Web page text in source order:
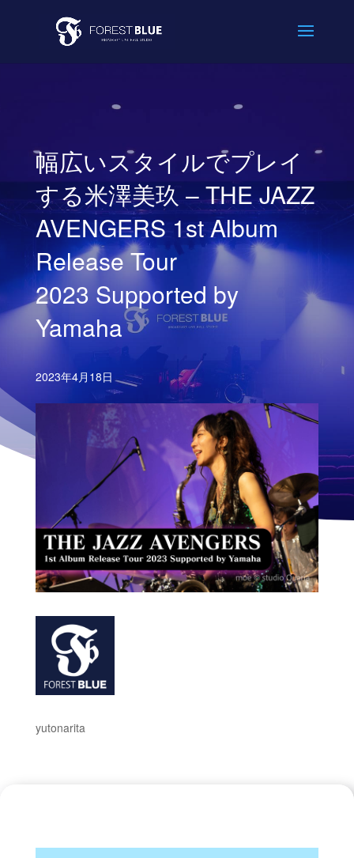
幅広いスタイルでプレイ
する米澤美玖 – THE JAZZ
AVENGERS 1st Album
Release Tour
2023 Supported by
Yamaha
2023年4月18日
yutonarita